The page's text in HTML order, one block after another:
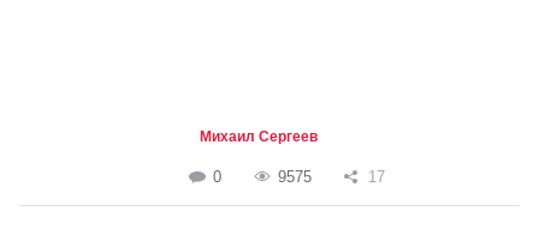
Михаил Сергеев
0 9575 17